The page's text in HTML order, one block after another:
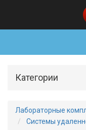
Категории
Лабораторные
Системы